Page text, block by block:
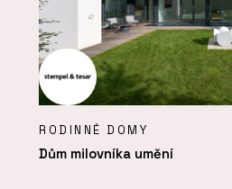
RODINNÉ DOMY
Dům milovníka umění